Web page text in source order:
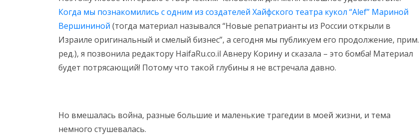
Когда мы познакомились с одним из создателей Хайфского театра кукол “Alef” Мариной
Вершининой (тогда материал назывался “Новые репатрианты из России открыли в
Израиле оригинальный и смелый бизнес”, а сегодня мы публикуем его продолжение, прим.
ред.), я позвонила редактору HaifaRu.co.il Авнеру Корину и сказала – это бомба! Материал
будет потрясающий! Потому что такой глубины я не встречала давно.
Но вмешалась война, разные большие и маленькие трагедии в моей жизни, и тема
немного стушевалась.